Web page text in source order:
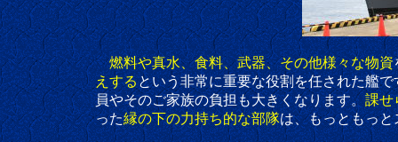
燃料や真水、食料、武器、その他様々な物資
えするという非常に重要な役割を任された艦
員やそのご家族の負担も大きくなります。課せ
った縁の下の力持ち的な部隊は、もっともっ